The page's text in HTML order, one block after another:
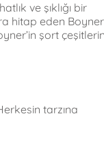
ve şıklığı bir
hitap eden Boyner
şort
tarzına